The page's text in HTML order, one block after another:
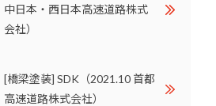
中日本・西日本高速道路株式
会社）
[橋梁塗装] SDK（2021.10 首都
高速道路株式会社）